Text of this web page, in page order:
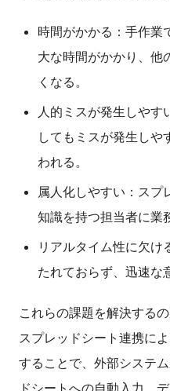
時間がかかる：手作業
大な時間がかかり、他
くなる。
人的ミスが発生しやす
してもミスが発生しや
われる。
属人化しやすい：スプ
知識を持つ担当者に業
リアルタイム性に欠け
たれておらず、迅速な
これらの課題を解決する
スプレッドシート連携に
することで、外部システ